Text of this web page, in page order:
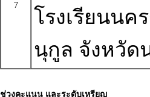
7
โรงเรียนน
นุกูล จังหวัด
ช่วงคะแนน และระดับเหรียญ